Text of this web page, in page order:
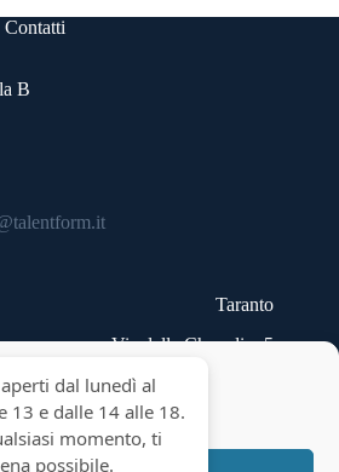
sito web ed i nostri servizi.
Contatti
B
Taranto
Via delle Cheradi n.5
SpA - Partita IVA